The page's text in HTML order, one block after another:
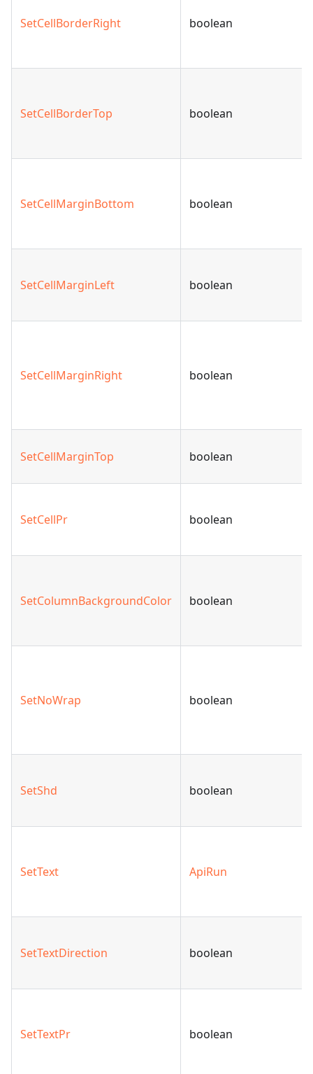
SetCellBorderRight boolean
SetCellBorderTop boolean
SetCellMarginBottom boolean
SetCellMarginLeft boolean
SetCellMarginRight boolean
SetCellMarginTop boolean
SetCellPr boolean
SetColumnBackgroundColor boolean
SetNoWrap boolean
SetShd boolean
SetText ApiRun
SetTextDirection boolean
SetTextPr boolean